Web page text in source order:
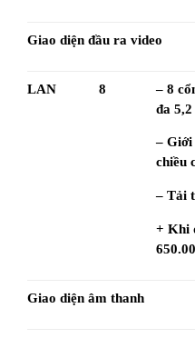
Giao diện đầu ra video
LAN 8
– 8
đa
– Giới
chiều
– Tải
+ Khi
Giao diện âm thanh